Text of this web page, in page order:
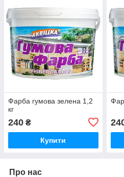
Фарба гумова зелена 1,2
кг
240 ₴
Купити
Про нас